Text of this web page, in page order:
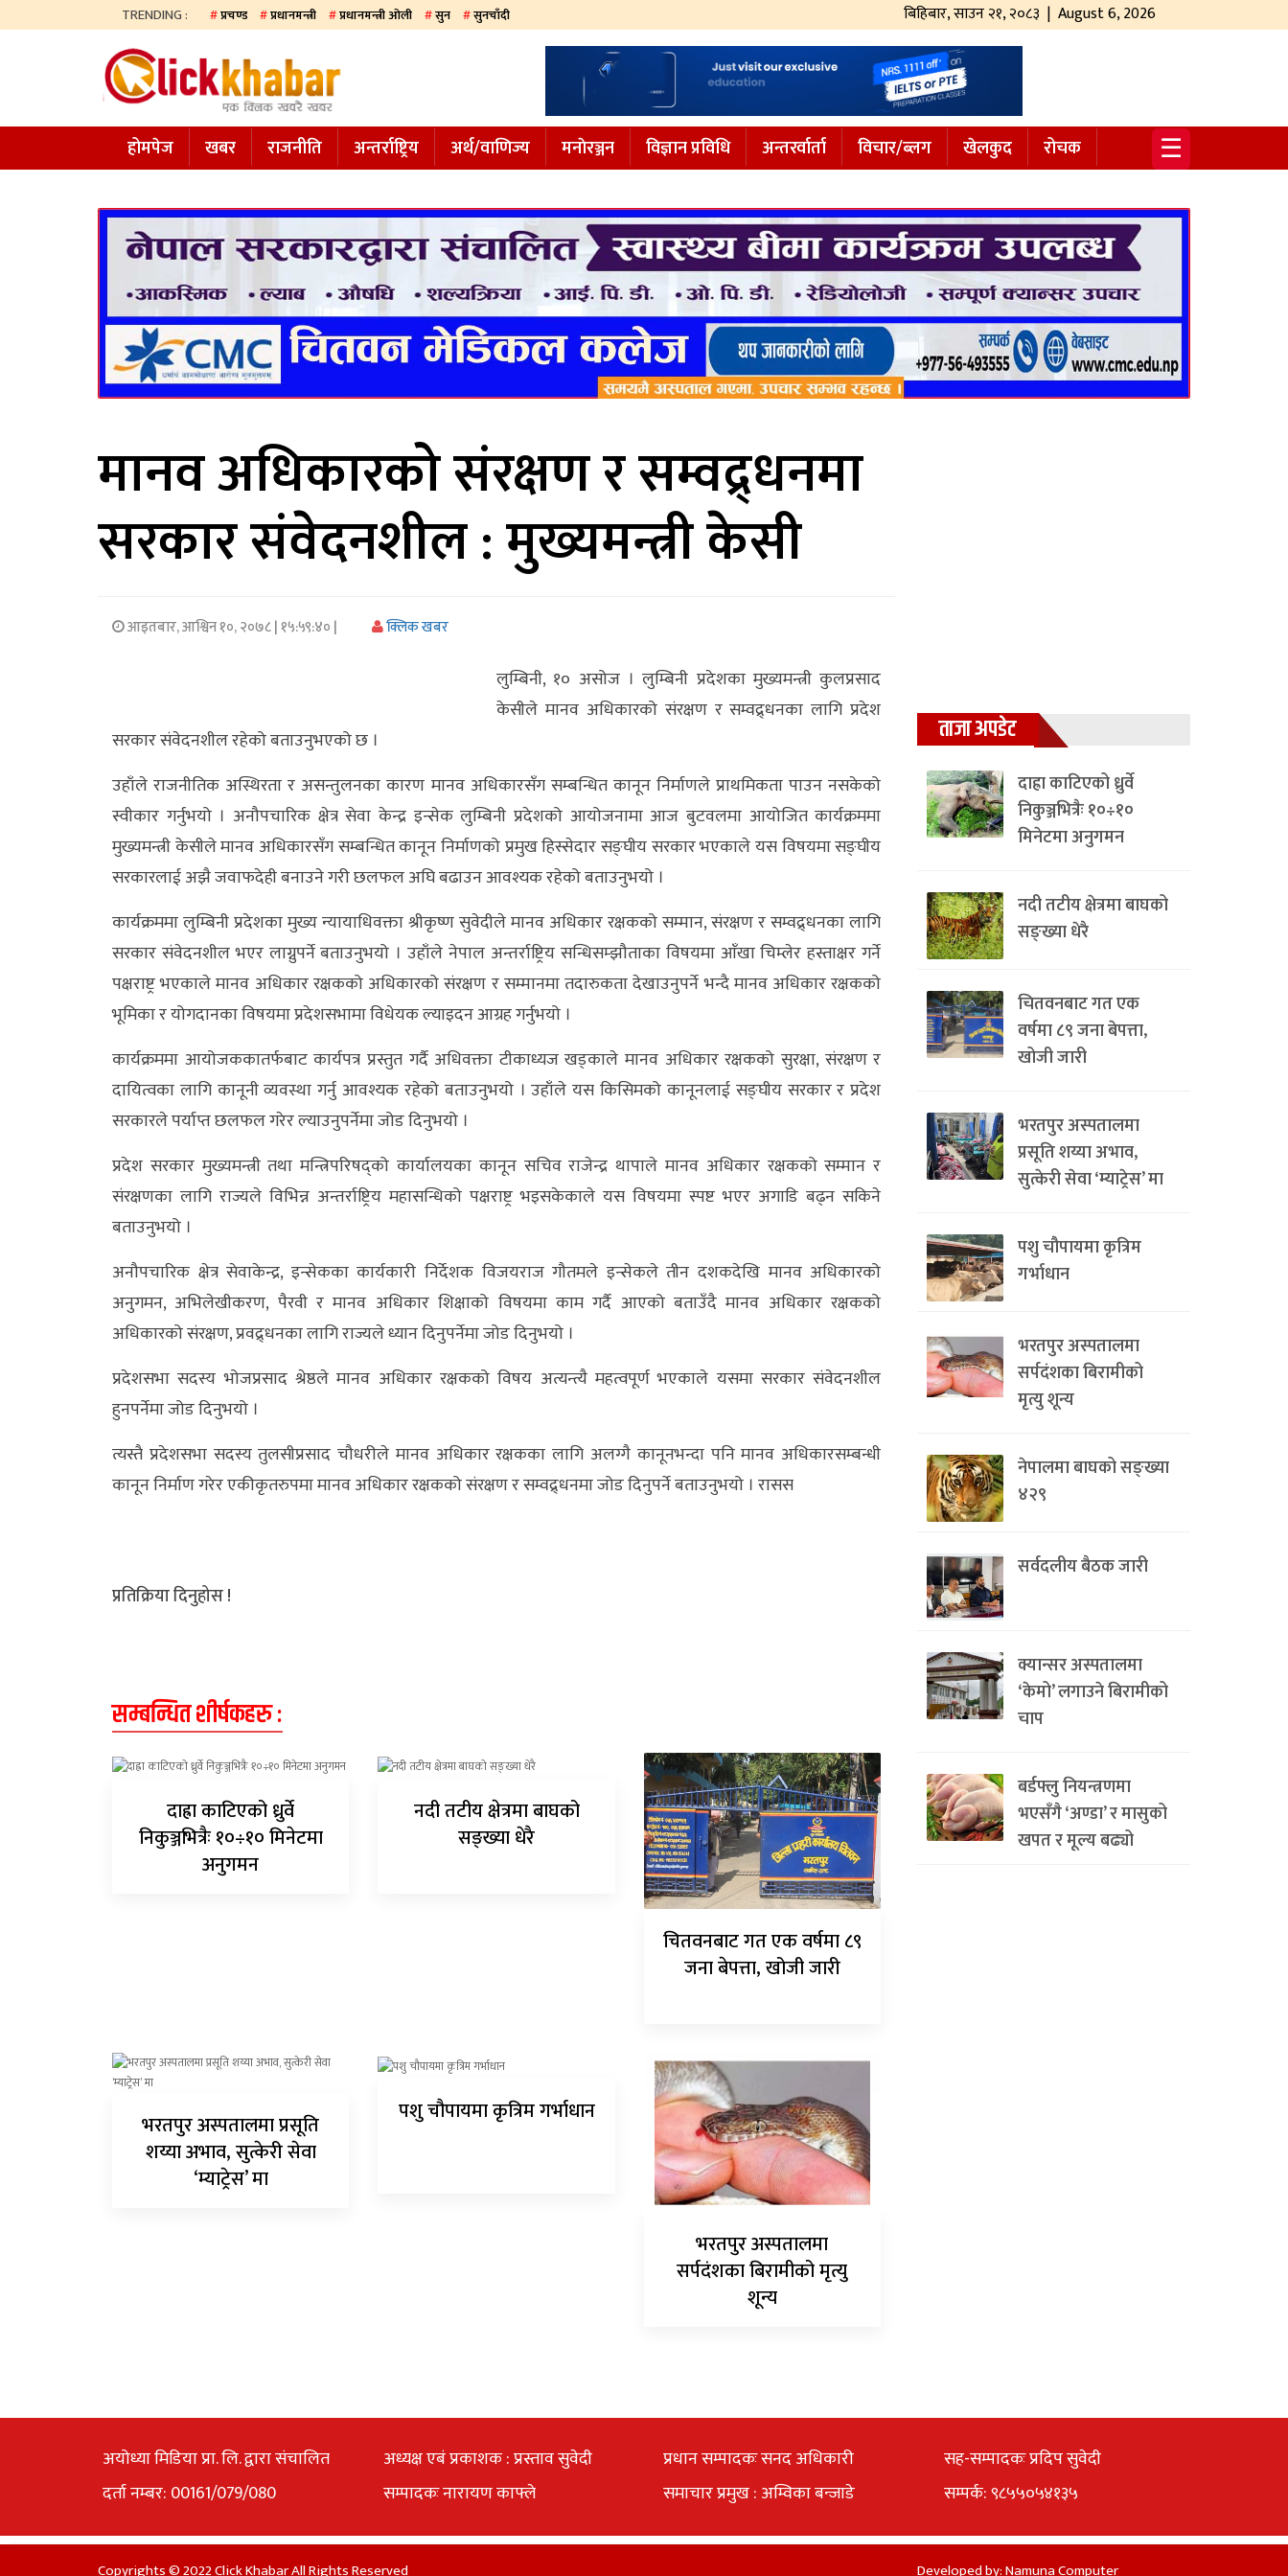
TRENDING : प्रचण्ड प्रधानमन्त्री प्रधानमन्त्री ओली सुन सुनचाँदी बिहिबार,साउन२१,२०८३ | August 6, 2026
खबर
समाज
☰
होमपेज खबर राजनीति अन्तर्राष्ट्रिय अर्थ/वाणिज्य मनाेरञ्जन विज्ञान प्रविधि अन्तरर्वार्ता विचार/ब्लग खेलकुद
रोचक
मानव अधिकारको संरक्षण र सम्वद्र्धनमा
सरकार संवेदनशील : मुख्यमन्त्री केसी
आइतबार, आश्विन १०, २०७८| १५:५९:४० | क्लिक खबर
लुम्बिनी, १० असोज । लुम्बिनी प्रदेशका मुख्यमन्त्री कुलप्रसाद
केसीले मानव अधिकारको संरक्षण र सम्वद्र्धनका लागि प्रदेश
सरकार संवेदनशील रहेको बताउनुभएको छ ।
उहाँले राजनीतिक अस्थिरता र असन्तुलनका कारण मानव अधिकारसँग सम्बन्धित कानून निर्माणले प्राथमिकता पाउन नसकेको
स्वीकार गर्नुभयो । अनौपचारिक क्षेत्र सेवा केन्द्र इन्सेक लुम्बिनी प्रदेशको आयोजनामा आज बुटवलमा आयोजित कार्यक्रममा
मुख्यमन्त्री केसीले मानव अधिकारसँग सम्बन्धित कानून निर्माणको प्रमुख हिस्सेदार सङ्घीय सरकार भएकाले यस विषयमा सङ्घीय
सरकारलाई अझै जवाफदेही बनाउने गरी छलफल अघि बढाउन आवश्यक रहेको बताउनुभयो ।
कार्यक्रममा लुम्बिनी प्रदेशका मुख्य न्यायाधिवक्ता श्रीकृष्ण सुवेदीले मानव अधिकार रक्षकको सम्मान, संरक्षण र सम्वद्र्धनका लागि
सरकार संवेदनशील भएर लाग्नुपर्ने बताउनुभयो । उहाँले नेपाल अन्तर्राष्ट्रिय सन्धिसम्झौताका विषयमा आँखा चिम्लेर हस्ताक्षर गर्ने
पक्षराष्ट्र भएकाले मानव अधिकार रक्षकको अधिकारको संरक्षण र सम्मानमा तदारुकता देखाउनुपर्ने भन्दै मानव अधिकार रक्षकको
भूमिका र योगदानका विषयमा प्रदेशसभामा विधेयक ल्याइदन आग्रह गर्नुभयो ।
कार्यक्रममा आयोजककातर्फबाट कार्यपत्र प्रस्तुत गर्दै अधिवक्ता टीकाध्यज खड्काले मानव अधिकार रक्षकको सुरक्षा, संरक्षण र
दायित्वका लागि कानूनी व्यवस्था गर्नु आवश्यक रहेको बताउनुभयो । उहाँले यस किसिमको कानूनलाई सङ्घीय सरकार र प्रदेश
सरकारले पर्याप्त छलफल गरेर ल्याउनुपर्नेमा जोड दिनुभयो ।
प्रदेश सरकार मुख्यमन्त्री तथा मन्त्रिपरिषद्को कार्यालयका कानून सचिव राजेन्द्र थापाले मानव अधिकार रक्षकको सम्मान र
संरक्षणका लागि राज्यले विभिन्न अन्तर्राष्ट्रिय महासन्धिको पक्षराष्ट्र भइसकेकाले यस विषयमा स्पष्ट भएर अगाडि बढ्न सकिने
बताउनुभयो ।
अनौपचारिक क्षेत्र सेवाकेन्द्र, इन्सेकका कार्यकारी निर्देशक विजयराज गौतमले इन्सेकले तीन दशकदेखि मानव अधिकारको
अनुगमन, अभिलेखीकरण, पैरवी र मानव अधिकार शिक्षाको विषयमा काम गर्दै आएको बताउँदै मानव अधिकार रक्षकको
अधिकारको संरक्षण, प्रवद्र्धनका लागि राज्यले ध्यान दिनुपर्नेमा जोड दिनुभयो ।
प्रदेशसभा सदस्य भोजप्रसाद श्रेष्ठले मानव अधिकार रक्षकको विषय अत्यन्त्यै महत्वपूर्ण भएकाले यसमा सरकार संवेदनशील
हुनपर्नेमा जोड दिनुभयो ।
त्यस्तै प्रदेशसभा सदस्य तुलसीप्रसाद चौधरीले मानव अधिकार रक्षकका लागि अलग्गै कानूनभन्दा पनि मानव अधिकारसम्बन्धी
कानून निर्माण गरेर एकीकृतरुपमा मानव अधिकार रक्षकको संरक्षण र सम्वद्र्धनमा जोड दिनुपर्ने बताउनुभयो । रासस
प्रतिक्रिया दिनुहोस !
सम्बन्धित शीर्षकहरु :
दाह्रा काटिएको ध्रुर्वे
निकुञ्जभित्रैः १०÷१० मिनेटमा
अनुगमन
नदी तटीय क्षेत्रमा बाघको
सङ्ख्या धेरै
चितवनबाट गत एक वर्षमा ८९
जना बेपत्ता, खोजी जारी
भरतपुर अस्पतालमा प्रसूति
शय्या अभाव, सुत्केरी सेवा
‘म्याट्रेस’ मा
पशु चौपायमा कृत्रिम गर्भाधान
भरतपुर अस्पतालमा
सर्पदंशका बिरामीको मृत्यु
शून्य
ताजा अपडेट
दाह्रा काटिएको ध्रुर्वे
निकुञ्जभित्रैः १०÷१०
मिनेटमा अनुगमन
नदी तटीय क्षेत्रमा बाघको
सङ्ख्या धेरै
चितवनबाट गत एक
वर्षमा ८९ जना बेपत्ता,
खोजी जारी
भरतपुर अस्पतालमा
प्रसूति शय्या अभाव,
सुत्केरी सेवा ‘म्याट्रेस’ मा
पशु चौपायमा कृत्रिम
गर्भाधान
भरतपुर अस्पतालमा
सर्पदंशका बिरामीको
मृत्यु शून्य
नेपालमा बाघको सङ्ख्या
४२९
सर्वदलीय बैठक जारी
क्यान्सर अस्पतालमा
‘केमो’ लगाउने बिरामीको
चाप
बर्डफ्लु नियन्त्रणमा
भएसँगै ‘अण्डा’ र मासुको
खपत र मूल्य बढ्यो
अयोध्या मिडिया प्रा. लि. द्वारा संचालित
दर्ता नम्बर: 00161/079/080
अध्यक्ष एबं प्रकाशक : प्रस्ताव सुवेदी
सम्पादकः नारायण काफ्ले
प्रधान सम्पादकः सनद अधिकारी
समाचार प्रमुख : अम्विका बन्जाडे
सह-सम्पादकः प्रदिप सुवेदी
सम्पर्क: ९८५५०५४१३५
Copyrights © 2022 Click Khabar All Rights Reserved Developed by:Namuna Computer